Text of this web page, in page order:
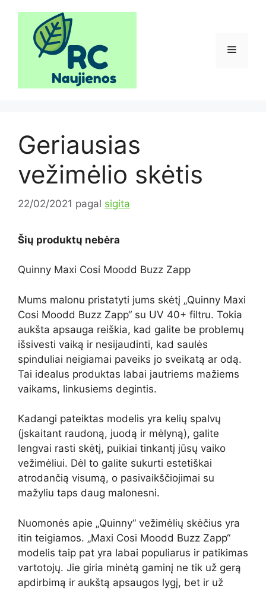
Meniu
Geriausias
vežimėlio skėtis
22/02/2021 pagal sigita
Šių produktų nebėra
Quinny Maxi Cosi Moodd Buzz Zapp
Mums malonu pristatyti jums skėtį „Quinny Maxi
Cosi Moodd Buzz Zapp“ su UV 40+ filtru. Tokia
aukšta apsauga reiškia, kad galite be problemų
išsivesti vaiką ir nesijaudinti, kad saulės
spinduliai neigiamai paveiks jo sveikatą ar odą.
Tai idealus produktas labai jautriems mažiems
vaikams, linkusiems degintis.
Kadangi pateiktas modelis yra kelių spalvų
(įskaitant raudoną, juodą ir mėlyną), galite
lengvai rasti skėtį, puikiai tinkantį jūsų vaiko
vežimėliui. Dėl to galite sukurti estetiškai
atrodančią visumą, o pasivaikščiojimai su
mažyliu taps daug malonesni.
Nuomonės apie „Quinny“ vežimėlių skėčius yra
itin teigiamos. „Maxi Cosi Moodd Buzz Zapp“
modelis taip pat yra labai populiarus ir patikimas
vartotojų. Jie giria minėtą gaminį ne tik už gerą
apdirbimą ir aukštą apsaugos lygį, bet ir už